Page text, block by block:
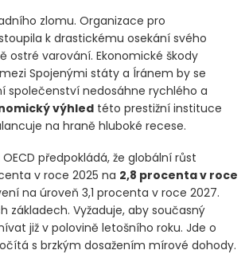
zlomu. Organizace pro
k drastickému osekání svého
varování. Ekonomické škody
Spojenými státy a Íránem by se
společenství nedosáhne rychlého a
výhledtéto prestižní instituce
na hraně hluboké recese.
předpokládá, že globální růst
v roce 2025 na 2,8 procenta v roce
na úroveň 3,1 procenta v roce 2027.
základech. Vyžaduje, aby současný
již v polovině letošního roku. Jde o
s brzkým dosažením mírové dohody.